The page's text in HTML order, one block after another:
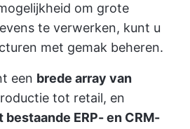
om grote
te verwerken, kunt u
met gemak beheren.
een brede array van
tot retail, en
ERP- en CRM-